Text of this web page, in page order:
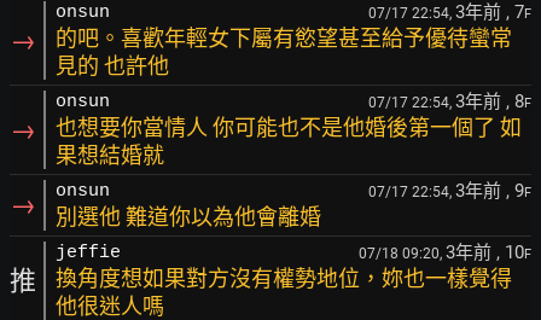
→
onsun 07/17 22:54, 3年前 , 7F
的吧。喜歡年輕女下屬有慾望甚至給予優待蠻常
見的 也許他
→
onsun 07/17 22:54, 3年前 , 8F
也想要你當情人 你可能也不是他婚後第一個了 如
果想結婚就
→ onsun 07/17 22:54, 3年前 , 9F
別選他 難道你以為他會離婚
推
jeffie 07/18 09:20, 3年前 , 10F
換角度想如果對方沒有權勢地位，妳也一樣覺得
他很迷人嗎